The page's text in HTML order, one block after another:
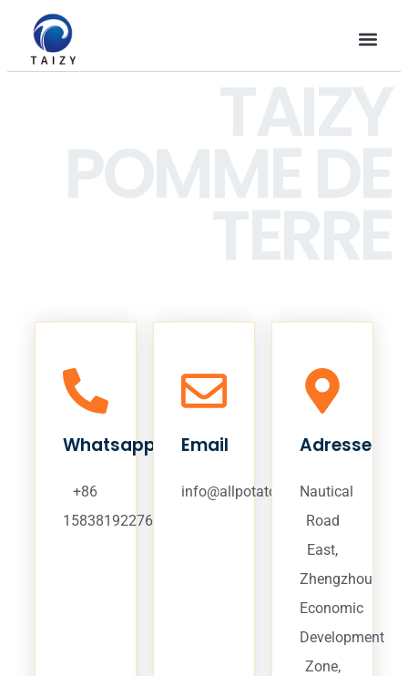
Whatsapp/Tel
+86
15838192276
Email
info@allpotatoes.com
Adresse
Nautical
Road
East,
Zhengzhou
Economic
Development
Zone,